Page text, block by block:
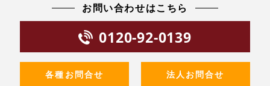
お問い合わせはこちら
0120-92-0139
各種お問合せ 法人お問合せ